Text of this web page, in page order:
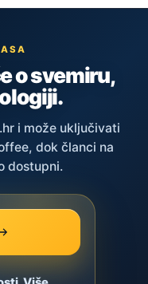
o svemiru,
i može uključivati
dok članci na
dostupni.